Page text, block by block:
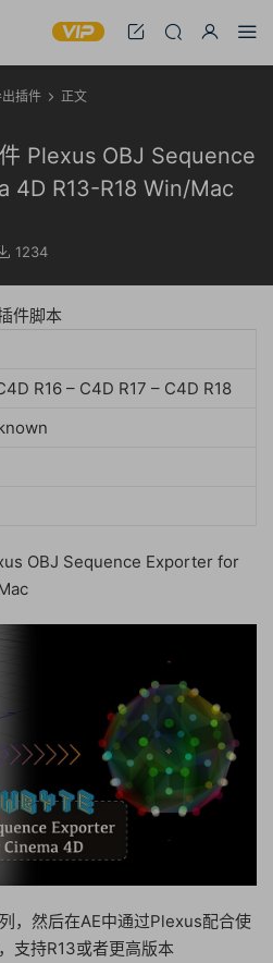
插件 正文
Plexus OBJ Sequence
4D R13-R18 Win/Mac
1234
件脚本
R16 – C4D R17 – C4D R18
OBJ Sequence Exporter for
，然后在AE中通过Plexus配合使
支持R13或者更高版本